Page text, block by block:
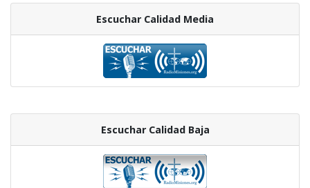
Escuchar Calidad Media
Escuchar Calidad Baja